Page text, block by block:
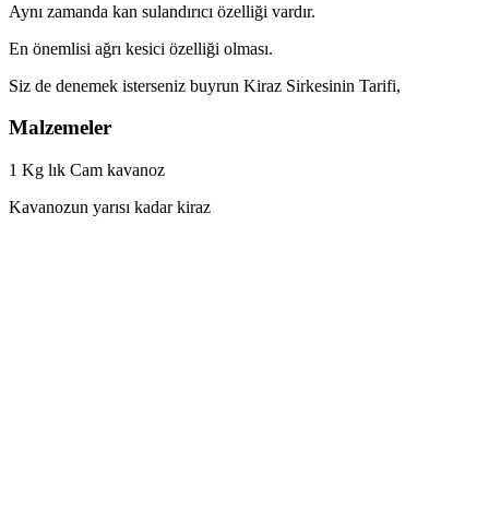
Aynı zamanda kan sulandırıcı özelliği vardır.
En önemlisi ağrı kesici özelliği olması.
Siz de denemek isterseniz buyrun Kiraz Sirkesinin Tarifi,
Malzemeler
1 Kg lık Cam kavanoz
Kavanozun yarısı kadar kiraz